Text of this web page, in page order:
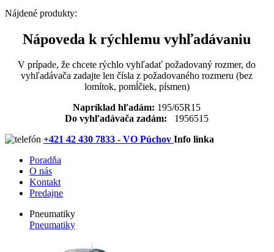
Nájdené produkty:
Nápoveda k rýchlemu vyhľadávaniu
V prípade, že chcete rýchlo vyhľadať požadovaný rozmer, do
vyhľadávača zadajte len čísla z požadovaného rozmeru (bez
lomítok, pomĺčiek, písmen)
Napríklad hľadám: 195/65R15
Do vyhľadávača zadám: 1956515
+421 42 430 7833 - VO Púchov Info linka
Poradňa
O nás
Kontakt
Predajne
Pneumatiky
Pneumatiky